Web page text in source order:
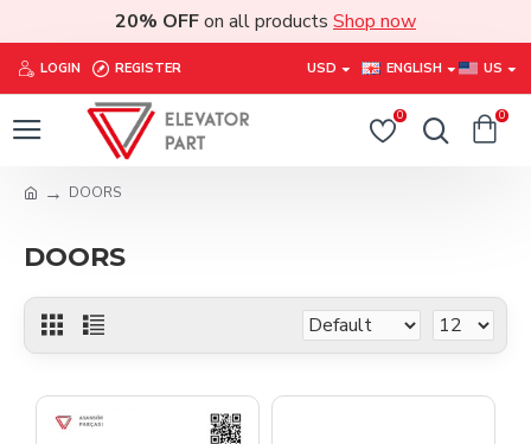
20% OFFon all products Shop now
LOGIN REGISTER USD ENGLISH US
0 0
DOORS
DOORS